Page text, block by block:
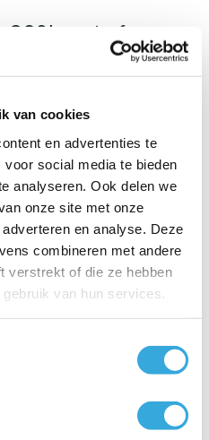
van cookies
en advertenties te
social media te bieden
analyseren. Ook delen we
onze site met onze
en analyse. Deze
combineren met andere
verstrekt of die ze hebben
van hun services.
260L met of
heeft daarmee meer
200L een zeer efficiënt
de
automatische anti-
dat legionella zich niet in
Aquathermica 260L
kan als een
ingezet, want deze kan
energiebronnen, zoals
gasboilers. Hoewel een
te installeren. De boiler
geplaatst en direct op de
moeten worden.